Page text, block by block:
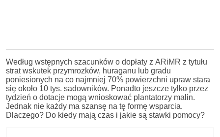
Według wstępnych szacunków o dopłaty z ARiMR z tytułu
strat wskutek przymrozków, huraganu lub gradu
poniesionych na co najmniej 70% powierzchni upraw stara
się około 10 tys. sadowników. Ponadto jeszcze tylko przez
tydzień o dotacje mogą wnioskować plantatorzy malin.
Jednak nie każdy ma szansę na tę formę wsparcia.
Dlaczego? Do kiedy mają czas i jakie są stawki pomocy?